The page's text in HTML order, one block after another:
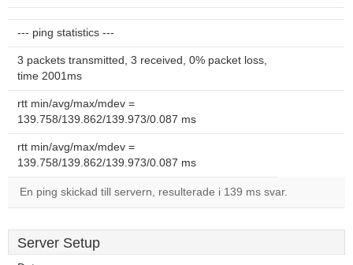
--- ping statistics ---
3 packets transmitted, 3 received, 0% packet loss,
time 2001ms
rtt min/avg/max/mdev =
139.758/139.862/139.973/0.087 ms
rtt min/avg/max/mdev =
139.758/139.862/139.973/0.087 ms
En ping skickad till servern, resulterade i 139 ms svar.
Server Setup